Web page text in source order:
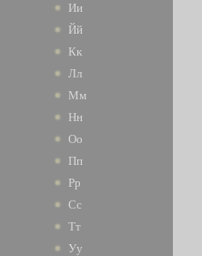
Ии
Йй
Кк
Лл
Мм
Нн
Оо
Пп
Рр
Сс
Тт
Уу